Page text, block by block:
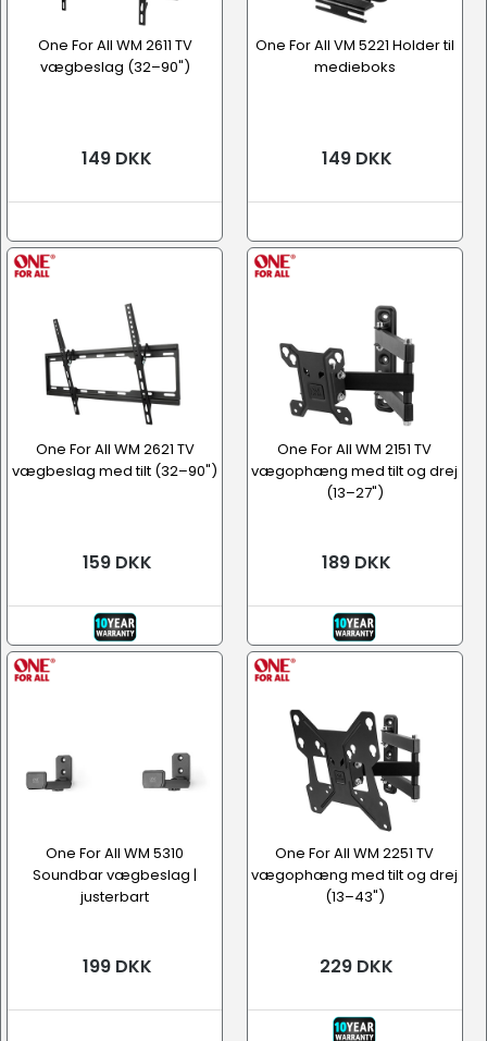
One For All WM 2611 TV
vægbeslag (32–90")
149 DKK
One For All VM 5221 Holder til
medieboks
149 DKK
One For All WM 2621 TV
vægbeslag med tilt (32–90")
159 DKK
One For All WM 2151 TV
vægophæng med tilt og drej
(13–27")
189 DKK
One For All WM 5310
Soundbar vægbeslag |
justerbart
199 DKK
One For All WM 2251 TV
vægophæng med tilt og drej
(13–43")
229 DKK